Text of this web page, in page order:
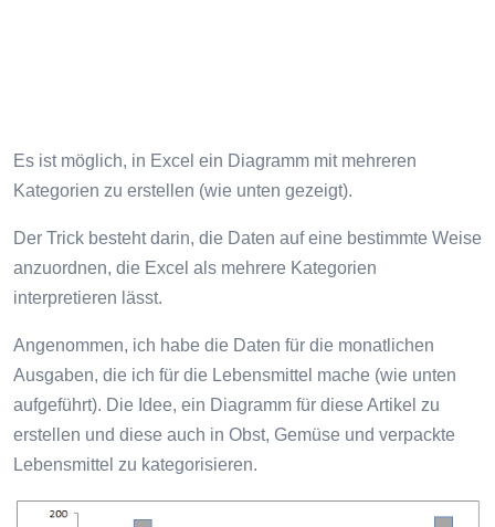
Es ist möglich, in Excel ein Diagramm mit mehreren
Kategorien zu erstellen (wie unten gezeigt).
Der Trick besteht darin, die Daten auf eine bestimmte Weise
anzuordnen, die Excel als mehrere Kategorien
interpretieren lässt.
Angenommen, ich habe die Daten für die monatlichen
Ausgaben, die ich für die Lebensmittel mache (wie unten
aufgeführt). Die Idee, ein Diagramm für diese Artikel zu
erstellen und diese auch in Obst, Gemüse und verpackte
Lebensmittel zu kategorisieren.